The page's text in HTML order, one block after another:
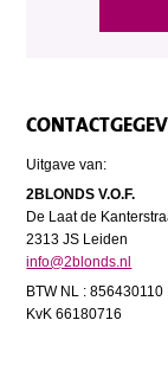
Uitgave van:
2BLONDS V.O.F.
De Laat de
2313 JS Leiden
info@2blonds.nl
BTW NL : 856430110
KvK 66180716